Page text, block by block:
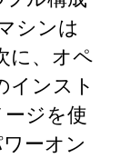
シンは
に、オペ
インスト
ジを使
ーオン